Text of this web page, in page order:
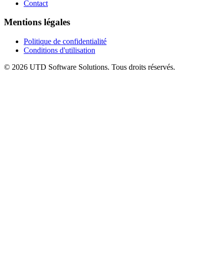
Contact
Mentions légales
Politique de confidentialité
Conditions d'utilisation
© 2026 UTD Software Solutions. Tous droits réservés.